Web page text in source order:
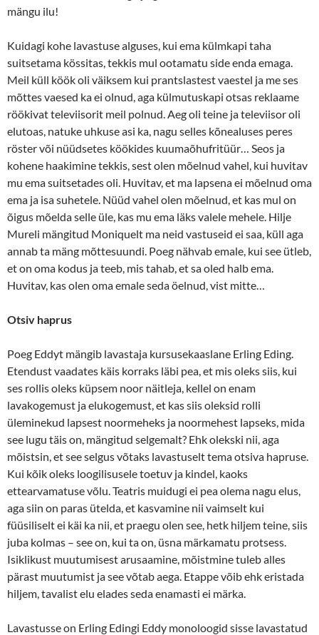
mängu ilu!
Kuidagi kohe lavastuse alguses, kui ema külmkapi taha
suitsetama kössitas, tekkis mul ootamatu side enda emaga.
Meil küll köök oli väiksem kui prantslastest vaestel ja me ses
mõttes vaesed ka ei olnud, aga külmutuskapi otsas reklaame
röökivat televiisorit meil polnud. Aeg oli teine ja televiisor oli
elutoas, natuke uhkuse asi ka, nagu selles kõnealuses peres
röster või nüüdsetes köökides kuumaõhufritüür… Seos ja
kohene haakimine tekkis, sest olen mõelnud vahel, kui huvitav
mu ema suitsetades oli. Huvitav, et ma lapsena ei mõelnud oma
ema ja isa suhetele. Nüüd vahel olen mõelnud, et kas mul on
õigus mõelda selle üle, kas mu ema läks valele mehele. Hilje
Mureli mängitud Moniquelt ma neid vastuseid ei saa, küll aga
annab ta mäng mõttesuundi. Poeg nähvab emale, kui see ütleb,
et on oma kodus ja teeb, mis tahab, et sa oled halb ema.
Huvitav, kas olen oma emale seda öelnud, vist mitte…
Otsiv haprus
Poeg Eddyt mängib lavastaja kursusekaaslane Erling Eding.
Etendust vaadates käis korraks läbi pea, et mis oleks siis, kui
ses rollis oleks küpsem noor näitleja, kellel on enam
lavakogemust ja elukogemust, et kas siis oleksid rolli
üleminekud lapsest noormeheks ja noormehest lapseks, mida
see lugu täis on, mängitud selgemalt? Ehk olekski nii, aga
mõistsin, et see selgus võtaks lavastuselt tema otsiva hapruse.
Kui kõik oleks loogilisusele toetuv ja kindel, kaoks
ettearvamatuse võlu. Teatris muidugi ei pea olema nagu elus,
aga siin on paras ütelda, et kasvamine nii vaimselt kui
füüsiliselt ei käi ka nii, et praegu olen see, hetk hiljem teine, siis
juba kolmas – see on, kui ta on, üsna märkamatu protsess.
Isiklikust muutumisest arusaamine, mõistmine tuleb alles
pärast muutumist ja see võtab aega. Etappe võib ehk eristada
hiljem, tavalist elu elades seda enamasti ei märka.
Lavastusse on Erling Edingi Eddy monoloogid sisse lavastatud